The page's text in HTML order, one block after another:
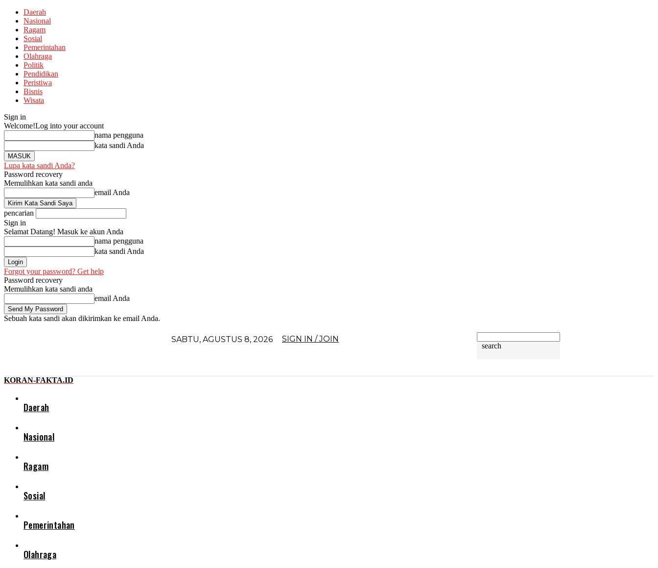
Daerah
Nasional
Ragam
Sosial
Pemerintahan
Olahraga
Politik
Pendidikan
Peristiwa
Bisnis
Wisata
Sign in
Welcome!Log into your account
nama pengguna
kata sandi Anda
Lupa kata sandi Anda?
Password recovery
Memulihkan kata sandi anda
email Anda
pencarian
Sign in
Selamat Datang! Masuk ke akun Anda
nama pengguna
kata sandi Anda
Forgot your password? Get help
Password recovery
Memulihkan kata sandi anda
email Anda
Sebuah kata sandi akan dikirimkan ke email Anda.
SABTU, AGUSTUS 8, 2026 SIGN IN / JOIN
search
KORAN-FAKTA.ID
Daerah
Nasional
Ragam
Sosial
Pemerintahan
Olahraga